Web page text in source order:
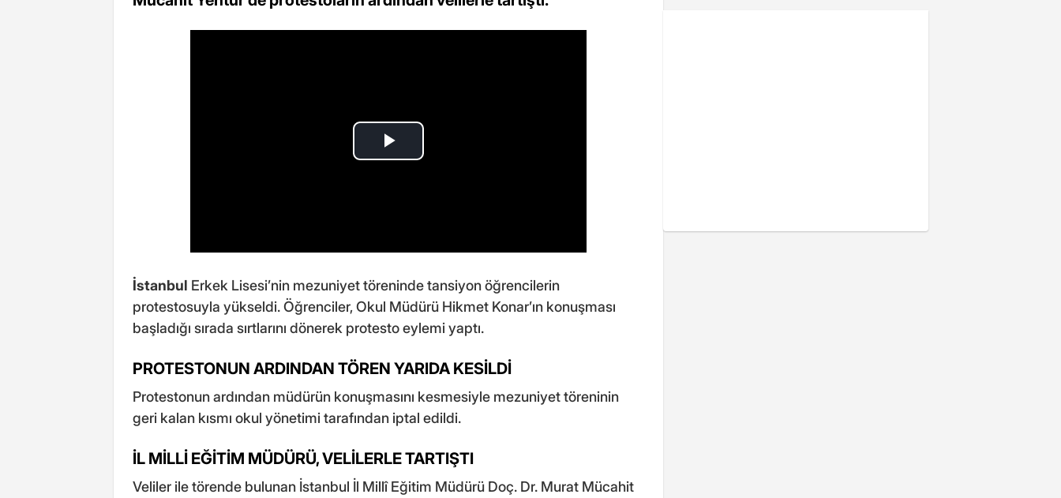
İstanbul Erkek Lisesi’nin mezuniyet töreninde tansiyon öğrencilerin
protestosuyla yükseldi. Öğrenciler, Okul Müdürü Hikmet Konar’ın konuşması
başladığı sırada sırtlarını dönerek protesto eylemi yaptı.
PROTESTONUN ARDINDAN TÖREN YARIDA KESİLDİ
Protestonun ardından müdürün konuşmasını kesmesiyle mezuniyet töreninin
geri kalan kısmı okul yönetimi tarafından iptal edildi.
İL MİLLİ EĞİTİM MÜDÜRÜ, VELİLERLE TARTIŞTI
Veliler ile törende bulunan İstanbul İl Millî Eğitim Müdürü Doç. Dr. Murat Mücahit